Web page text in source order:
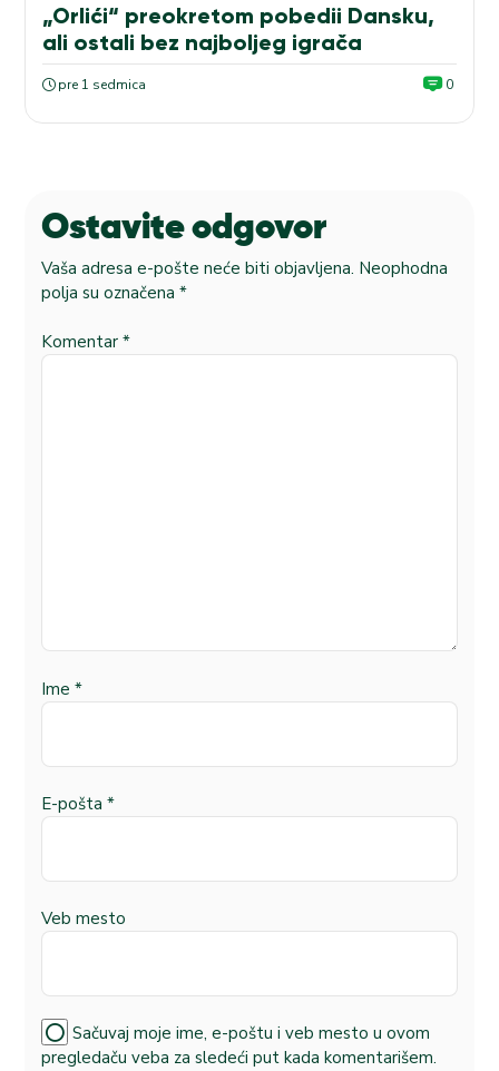
„Orlići“ preokretom pobedii Dansku,
ali ostali bez najboljeg igrača
pre 1 sedmica 0
Ostavite odgovor
Vaša adresa e-pošte neće biti objavljena. Neophodna
polja su označena *
Komentar *
Ime *
E-pošta *
Veb mesto
Sačuvaj moje ime, e-poštu i veb mesto u ovom
pregledaču veba za sledeći put kada komentarišem.